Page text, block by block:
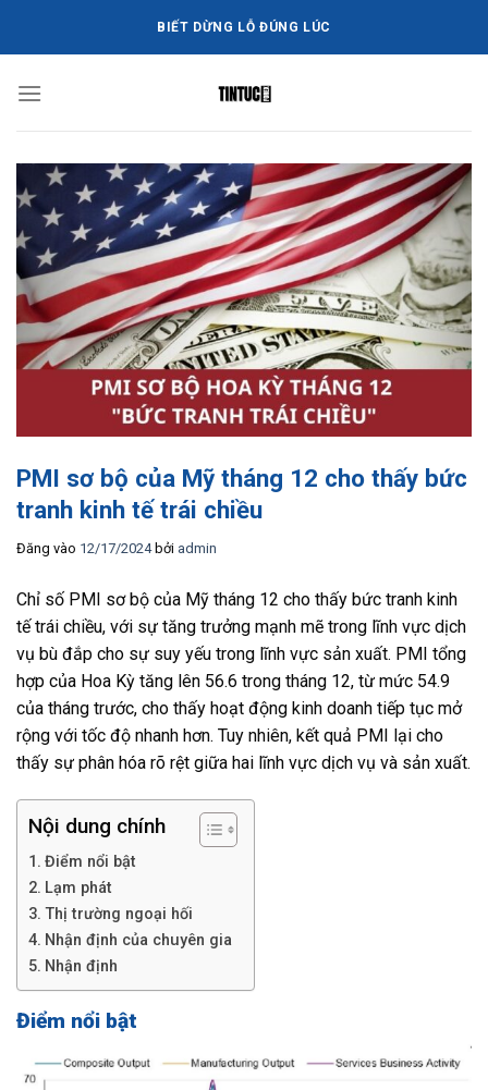
dung
BIẾT DỪNG LỖ ĐÚNG LÚC
PMI sơ bộ của Mỹ tháng 12 cho thấy bức
tranh kinh tế trái chiều
Đăng vào 12/17/2024 bởi admin
Chỉ số PMI sơ bộ của Mỹ tháng 12 cho thấy bức tranh kinh
tế trái chiều, với sự tăng trưởng mạnh mẽ trong lĩnh vực dịch
vụ bù đắp cho sự suy yếu trong lĩnh vực sản xuất. PMI tổng
hợp của Hoa Kỳ tăng lên 56.6 trong tháng 12, từ mức 54.9
của tháng trước, cho thấy hoạt động kinh doanh tiếp tục mở
rộng với tốc độ nhanh hơn. Tuy nhiên, kết quả PMI lại cho
thấy sự phân hóa rõ rệt giữa hai lĩnh vực dịch vụ và sản xuất.
Nội dung chính
Điểm nổi bật
Lạm phát
Thị trường ngoại hối
Nhận định của chuyên gia
Nhận định
Điểm nổi bật